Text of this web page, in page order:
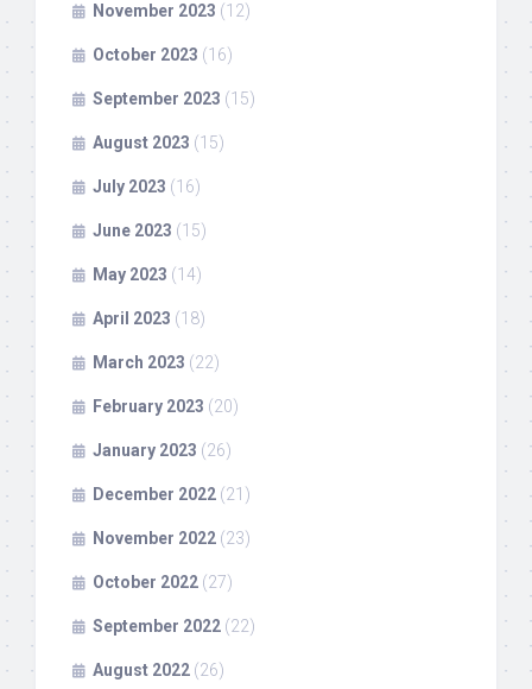
November 2023 (12)
October 2023 (16)
September 2023 (15)
August 2023 (15)
July 2023 (16)
June 2023 (15)
May 2023 (14)
April 2023 (18)
March 2023 (22)
February 2023 (20)
January 2023 (26)
December 2022 (21)
November 2022 (23)
October 2022 (27)
September 2022 (22)
August 2022 (26)